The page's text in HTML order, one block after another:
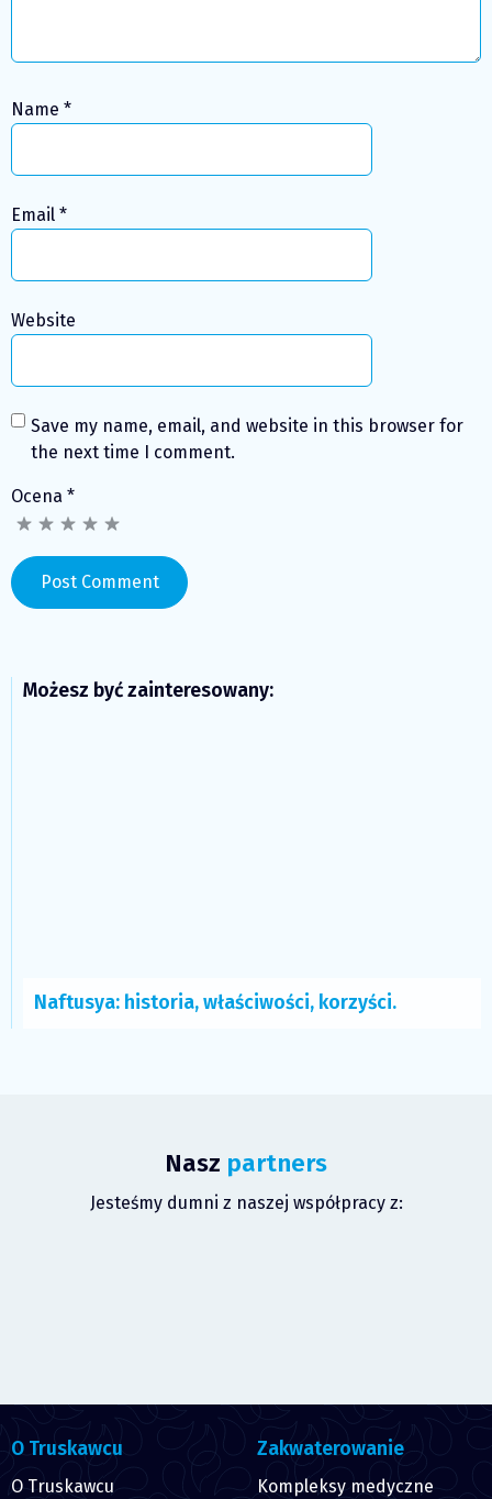
Name *
Email *
Website
Save my name, email, and website in this browser for
the next time I comment.
Ocena *
Możesz być zainteresowany:
Naftusya: historia, właściwości, korzyści.
Nasz partners
Jesteśmy dumni z naszej współpracy z:
O Truskawcu
O Truskawcu
Zakwaterowanie
Kompleksy medyczne